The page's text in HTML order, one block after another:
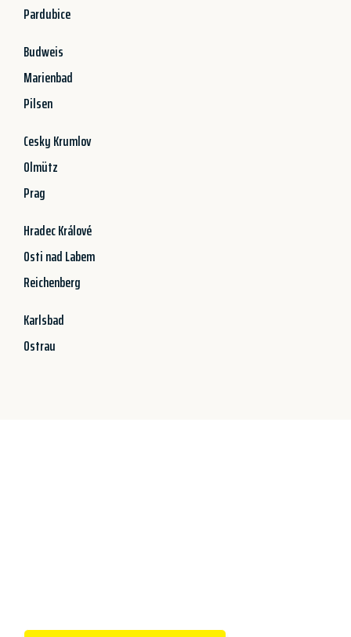
Pardubice
Budweis
Marienbad
Pilsen
Cesky Krumlov
Olmütz
Prag
Hradec Králové
Osti nad Labem
Reichenberg
Karlsbad
Ostrau